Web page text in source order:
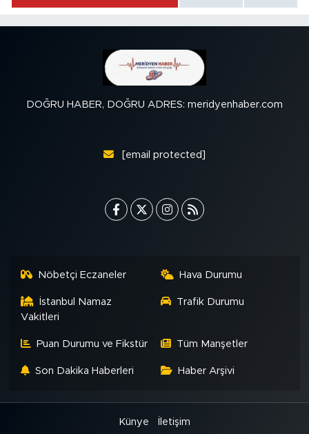
DOĞRU HABER, DOĞRU ADRES: meridyenhaber.com
[email protected]
Nöbetçi Eczaneler Hava Durumu
İstanbul Namaz
Vakitleri
Trafik Durumu
Puan Durumu ve Fikstür Tüm Manşetler
Son Dakika Haberleri Haber Arşivi
Künye İletişim